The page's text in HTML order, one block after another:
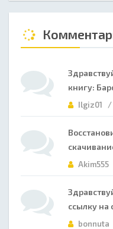
книгу:
Ilgiz01 /
ссылку